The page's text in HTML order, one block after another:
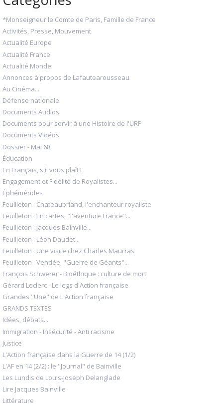
*Monseigneur le Comte de Paris, Famille de France
Activités, Presse, Mouvement
Actualité Europe
Actualité France
Actualité Monde
Annonces à propos de Lafautearousseau
Au Cinéma...
Défense nationale
Documents Audios
Documents pour servir à une Histoire de l'URP
Documents Vidéos
Dossier - Mai 68
Éducation
En Français, s'il vous plaît !
Engagement et Fidélité de Royalistes...
Éphémérides
Feuilleton : Chateaubriand, l'enchanteur royaliste
Feuilleton : En cartes, "l'aventure France"...
Feuilleton : Jacques Bainville...
Feuilleton : Léon Daudet...
Feuilleton : Une visite chez Charles Maurras
Feuilleton : Vendée, "Guerre de Géants"...
François Schwerer - Bioéthique : culture de mort
Gérard Leclerc - Le legs d'Action française
Grandes "Une" de L'Action française
GRANDS TEXTES
Idées, débats...
Immigration - Insécurité - Anti racisme
Justice
L'Action française dans la Guerre de 14 (1/2)
L'AF en 14 (2/2) : le "Journal" de Bainville
Les Lundis de Louis-Joseph Delanglade
Lire Jacques Bainville
Littérature